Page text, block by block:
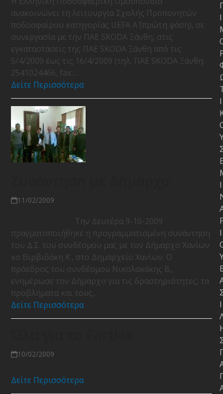
ανακοινώνει τη λειτουργία Σχολής Προπονητών
ποδοσφαίρου κατηγορίας UEFA Α΄ (πρώτη φάση), σε
συνεργασία με την ΠΑΕ SKODA Ξάνθη, στις
εγκαταστάσεις της ΠΑΕ SKODA Ξάνθη από τις
5/4/2009 έως τις 16/4/2009 (τηλ. ΠΑΕ SKODA Ξάνθη:
2541024466, fax:…
Δείτε Περισσότερα
11/02/2009
Την Δευτέρα 9-10-2009
πραγματοποιήθηκε η προγραμματισμένη συνάντηση
του Δ.Σ. του συνδέσμου μας με τον Δήμαρχο Χανίων
κο Βιρβιδάκη Κ., στο Δημαρχείο Χανίων. Ο
πρόεδρος του συνδέσμου Νικολακάκης Β.,
ενημέρωσε τον Δήμαρχο για τις δραστηριότητες, τα
προβλήματα και τους…
Δείτε Περισσότερα
10/02/2009
Δείτε Περισσότερα
Ι
Ι
Ι
Ι
Ι